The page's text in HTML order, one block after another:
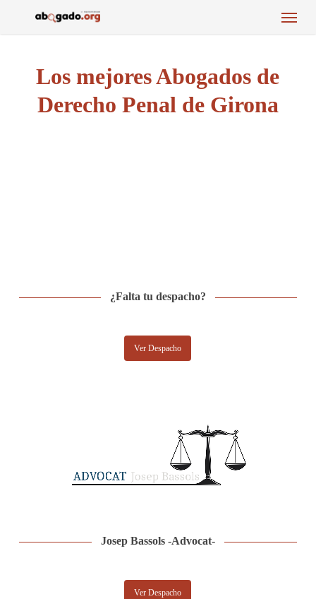
Menu
Los mejores Abogados de
Derecho Penal de Girona
¿Falta tu despacho?
Ver Despacho
Josep Bassols -Advocat-
Ver Despacho